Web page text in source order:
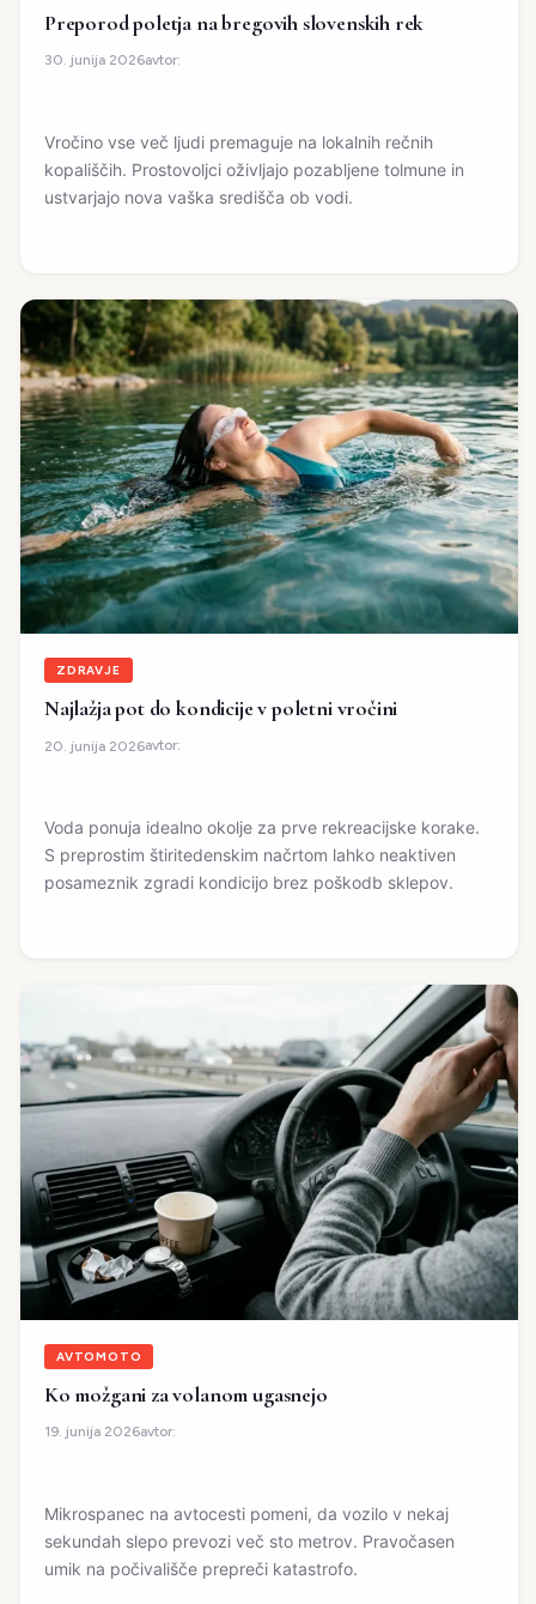
Preporod poletja na bregovih slovenskih rek
30. junija 2026avtor:
Vročino vse več ljudi premaguje na lokalnih rečnih
kopališčih. Prostovoljci oživljajo pozabljene tolmune in
ustvarjajo nova vaška središča ob vodi.
ZDRAVJE
Najlažja pot do kondicije v poletni vročini
20. junija 2026avtor:
Voda ponuja idealno okolje za prve rekreacijske korake.
S preprostim štiritedenskim načrtom lahko neaktiven
posameznik zgradi kondicijo brez poškodb sklepov.
AVTOMOTO
Ko možgani za volanom ugasnejo
19. junija 2026avtor:
Mikrospanec na avtocesti pomeni, da vozilo v nekaj
sekundah slepo prevozi več sto metrov. Pravočasen
umik na počivališče prepreči katastrofo.